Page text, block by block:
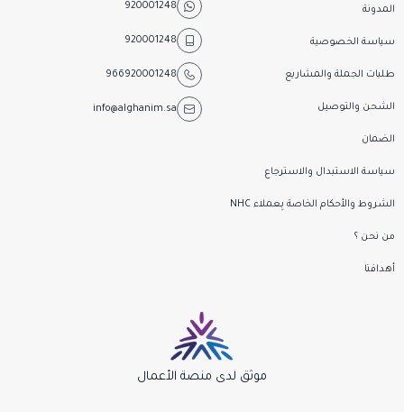
المدونة
سياسة الخصوصية
طلبات الجملة والمشاريع
الشحن والتوصيل
الضمان
سياسة الاستبدال والاسترجاع
الشروط والأحكام الخاصة بِـعملاء NHC
من نحن ؟
أهدافنا
920001248
920001248
966920001248
info@alghanim.sa
موثق لدى منصة الأعمال